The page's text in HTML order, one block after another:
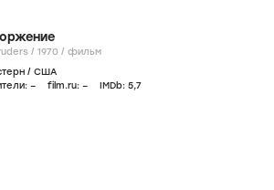
Intruders / 1970 / фильм
/ США
– film.ru: – IMDb: 5,7